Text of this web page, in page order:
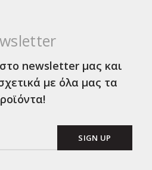
newsletter μας και
με όλα μας τα